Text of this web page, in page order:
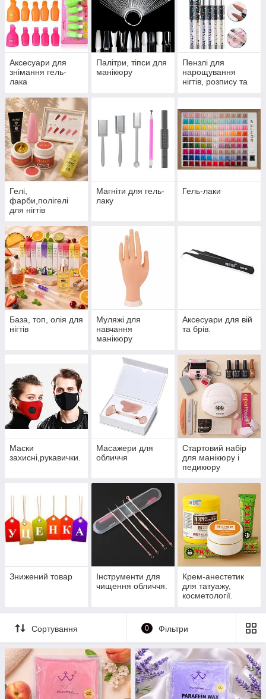
Аксесуари для
знімання гель-
лака
Палітри, тіпси для
манікюру
Пензлі для
нарощування
нігтів, розпису та
Гелі,
фарби,полігелі
для нігтів
Магніти для гель-
лаку
Гель-лаки
База, топ, олія для
нігтів
Муляжі для
навчання
манікюру
Аксесуари для вій
та брів.
Маски
захисні,рукавички.
Масажери для
обличчя
Стартовий набір
для манікюру і
педикюру
Знижений товар
Інструменти для
чищення обличчя.
Крем-анестетик
для татуажу,
косметології.
Сортування 0 Фільтри